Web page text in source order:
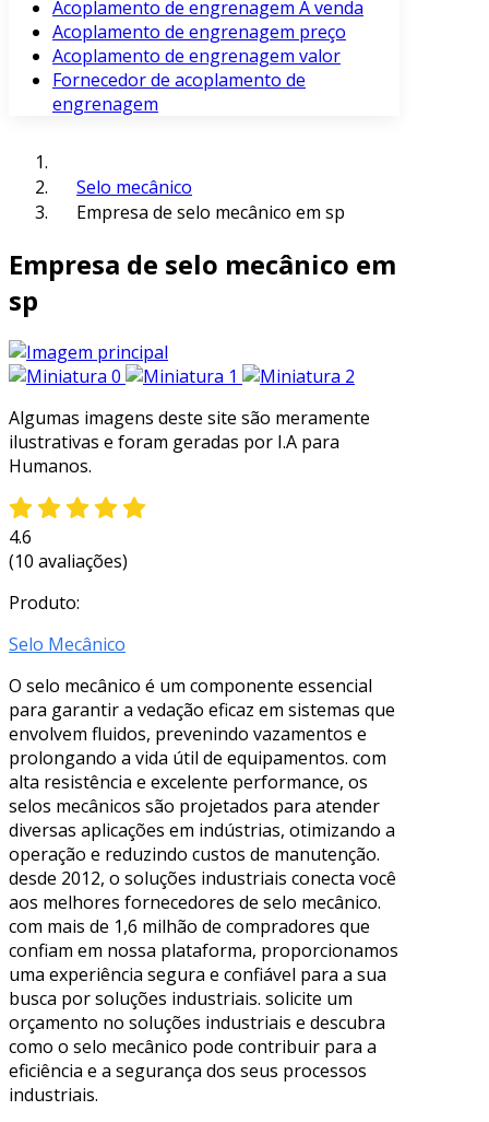
Acoplamento de engrenagem À venda
Acoplamento de engrenagem preço
Acoplamento de engrenagem valor
Fornecedor de acoplamento de
engrenagem
Selo mecânico
Empresa de selo mecânico em sp
Empresa de selo mecânico em
sp
Algumas imagens deste site são meramente
ilustrativas e foram geradas por I.A para
Humanos.
4.6
(10 avaliações)
Produto:
Selo Mecânico
O selo mecânico é um componente essencial
para garantir a vedação eficaz em sistemas que
envolvem fluidos, prevenindo vazamentos e
prolongando a vida útil de equipamentos. com
alta resistência e excelente performance, os
selos mecânicos são projetados para atender
diversas aplicações em indústrias, otimizando a
operação e reduzindo custos de manutenção.
desde 2012, o soluções industriais conecta você
aos melhores fornecedores de selo mecânico.
com mais de 1,6 milhão de compradores que
confiam em nossa plataforma, proporcionamos
uma experiência segura e confiável para a sua
busca por soluções industriais. solicite um
orçamento no soluções industriais e descubra
como o selo mecânico pode contribuir para a
eficiência e a segurança dos seus processos
industriais.